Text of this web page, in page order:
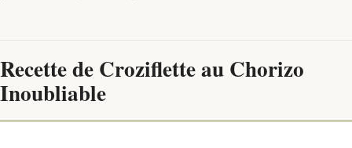
Recette de Croziflette au Chorizo
Inoubliable